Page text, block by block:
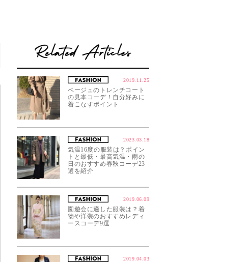
2019.11.25
ベージュのトレンチコート
の見本コーデ！自分好みに
着こなすポイント
2023.03.18
気温16度の服装は？ポイン
トと最低・最高気温・雨の
日のおすすめ春秋コーデ23
選を紹介
2019.06.09
園遊会に適した服装は？着
物や洋装のおすすめレディ
ースコーデ9選
2019.04.03